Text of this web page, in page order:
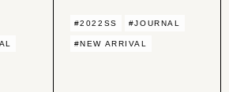
#2022SS #JOURNAL
#NEW ARRIVAL